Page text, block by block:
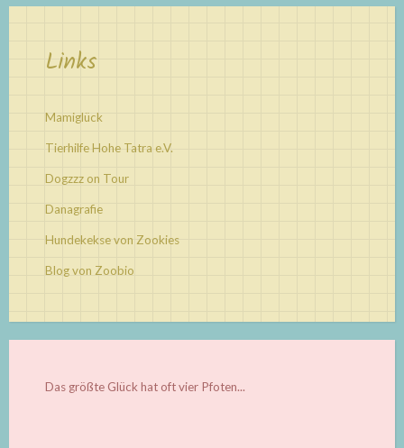
Links
Mamiglück
Tierhilfe Hohe Tatra e.V.
Dogzzz on Tour
Danagrafie
Hundekekse von Zookies
Blog von Zoobio
Das größte Glück hat oft vier Pfoten...